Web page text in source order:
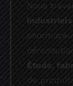
Nous
industriels
Étude,
de